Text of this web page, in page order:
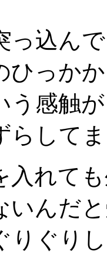
っ込ん
ひっか
う感触
らして
入れて
いんだ
りぐり